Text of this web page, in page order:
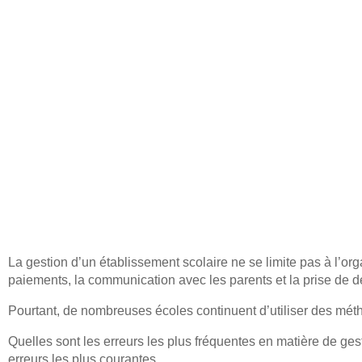
La gestion d’un établissement scolaire ne se limite pas à
paiements, la communication avec les parents et la prise de
Pourtant, de nombreuses écoles continuent d’utiliser des
Quelles sont les erreurs les plus fréquentes en matière de
erreurs les plus courantes.